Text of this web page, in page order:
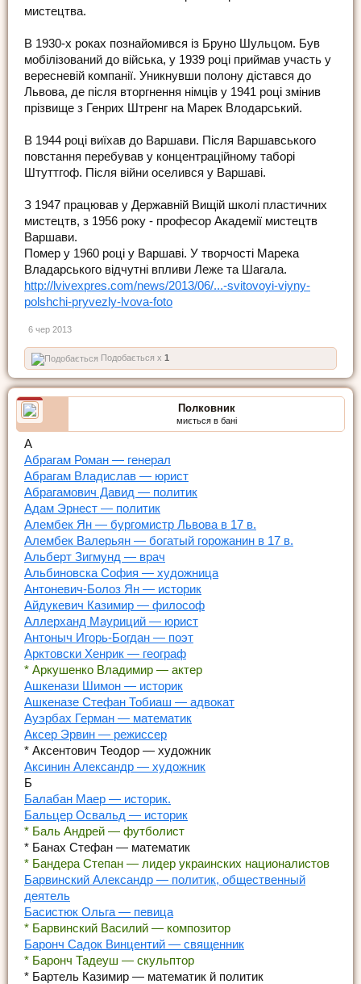
мистецтва.
В 1930-х роках познайомився із Бруно Шульцом. Був
мобілізований до війська, у 1939 році приймав участь у
вересневій компанії. Уникнувши полону дістався до
Львова, де після вторгнення німців у 1941 році змінив
прізвище з Генрих Штренг на Марек Влодарський.
В 1944 році виїхав до Варшави. Після Варшавського
повстання перебував у концентраційному таборі
Штуттгоф. Після війни оселився у Варшаві.
З 1947 працював у Державній Вищій школі пластичних
мистецтв, з 1956 року - професор Академії мистецтв
Варшави.
Помер у 1960 році у Варшаві. У творчості Марека
Владарського відчутні впливи Леже та Шагала.
http://lvivexpres.com/news/2013/06/...-svitovoyi-viyny-
polshchi-pryvezly-lvova-foto
6 чер 2013
Подобається x 1
Полковник
миється в бані
А
Абрагам Роман — генерал
Абрагам Владислав — юрист
Абрагамович Давид — политик
Адам Эрнест — политик
Алембек Ян — бургомистр Львова в 17 в.
Алембек Валерьян — богатый горожанин в 17 в.
Альберт Зигмунд — врач
Альбиновска София — художница
Антоневич-Болоз Ян — историк
Айдукевич Казимир — философ
Аллерханд Мауриций — юрист
Антоныч Игорь-Богдан — поэт
Арктовски Хенрик — географ
* Аркушенко Владимир — актер
Ашкенази Шимон — историк
Ашкеназе Стефан Тобиаш — адвокат
Ауэрбах Герман — математик
Аксер Эрвин — режиссер
* Аксентович Теодор — художник
Аксинин Александр — художник
Б
Балабан Маер — историк.
Бальцер Освальд — историк
* Баль Андрей — футболист
* Банах Стефан — математик
* Бандера Степан — лидер украинских националистов
Барвинский Александр — политик, общественный
деятель
Басистюк Ольга — певица
* Барвинский Василий — композитор
Баронч Садок Винцентий — священник
* Баронч Тадеуш — скульптор
* Бартель Казимир — математик й политик